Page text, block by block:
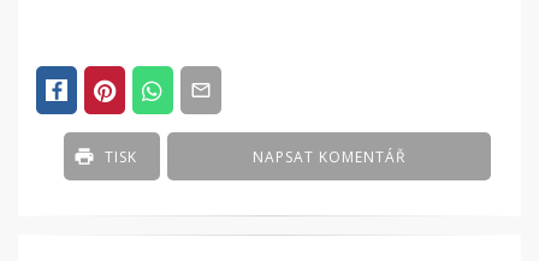
NAPSAT KOMENTÁŘ
TISK